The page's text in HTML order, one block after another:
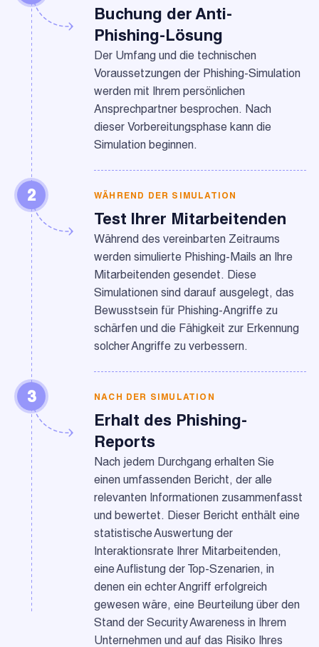
Buchung der Anti-
Phishing-Lösung
Der Umfang und die technischen
Voraussetzungen der Phishing-Simulation
werden mit Ihrem persönlichen
Ansprechpartner besprochen. Nach
dieser Vorbereitungsphase kann die
Simulation beginnen.
2 WÄHREND DER SIMULATION
Test Ihrer Mitarbeitenden
Während des vereinbarten Zeitraums
werden simulierte Phishing-Mails an Ihre
Mitarbeitenden gesendet. Diese
Simulationen sind darauf ausgelegt, das
Bewusstsein für Phishing-Angriffe zu
schärfen und die Fähigkeit zur Erkennung
solcher Angriffe zu verbessern.
3 NACH DER SIMULATION
Erhalt des Phishing-
Reports
Nach jedem Durchgang erhalten Sie
einen umfassenden Bericht, der alle
relevanten Informationen zusammenfasst
und bewertet. Dieser Bericht enthält eine
statistische Auswertung der
Interaktionsrate Ihrer Mitarbeitenden,
eine Auflistung der Top-Szenarien, in
denen ein echter Angriff erfolgreich
gewesen wäre, eine Beurteilung über den
Stand der Security Awareness in Ihrem
Unternehmen und auf das Risiko Ihres